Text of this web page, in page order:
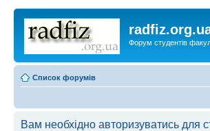
Форум студентів
Список форумів
Вам необхідно авторизуватись для